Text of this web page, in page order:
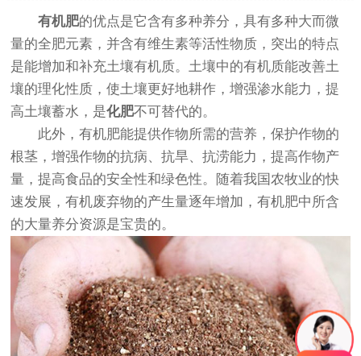
有机肥的优点是它含有多种养分，具有多种大而微
量的全肥元素，并含有维生素等活性物质，突出的特点
是能增加和补充土壤有机质。土壤中的有机质能改善土
壤的理化性质，使土壤更好地耕作，增强渗水能力，提
高土壤蓄水，是化肥不可替代的。
此外，有机肥能提供作物所需的营养，保护作物的
根茎，增强作物的抗病、抗旱、抗涝能力，提高作物产
量，提高食品的安全性和绿色性。随着我国农牧业的快
速发展，有机废弃物的产生量逐年增加，有机肥中所含
的大量养分资源是宝贵的。